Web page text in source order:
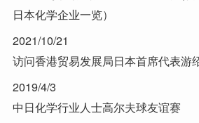
日本化学企业一览）
2021/10/21
访问香港贸易发展局日本首席代表游
2019/4/3
中日化学行业人士高尔夫球友谊赛